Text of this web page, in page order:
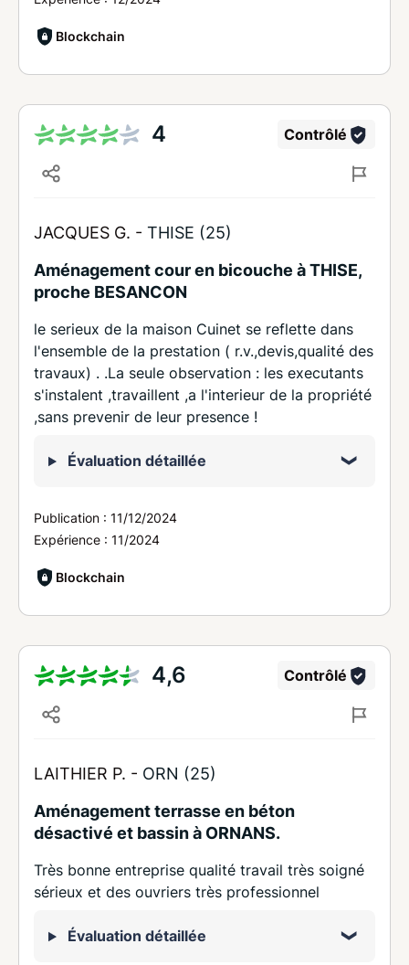
Blockchain
4 Contrôlé
JACQUES G. - THISE (25)
Aménagement cour en bicouche à THISE,
proche BESANCON
le serieux de la maison Cuinet se reflette dans
l'ensemble de la prestation ( r.v.,devis,qualité des
travaux) . .La seule observation : les executants
s'instalent ,travaillent ,a l'interieur de la propriété
,sans prevenir de leur presence !
Évaluation détaillée
Publication : 11/12/2024
Expérience : 11/2024
Blockchain
4,6 Contrôlé
LAITHIER P. - ORN (25)
Aménagement terrasse en béton
désactivé et bassin à ORNANS.
Très bonne entreprise qualité travail très soigné
sérieux et des ouvriers très professionnel
Évaluation détaillée